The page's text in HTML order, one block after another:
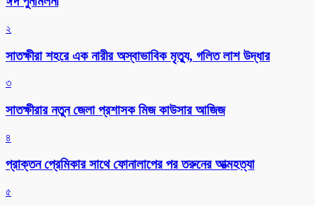
২
সাতক্ষীরা শহরে এক নারীর অস্বাভাবিক মৃত্যু, গলিত লাশ উদ্ধার
৩
সাতক্ষীরার নতুন জেলা প্রশাসক মিজ কাউসার আজিজ
৪
প্রাক্তন প্রেমিকার সাথে ফোনালাপের পর তরুনের আত্মহত্যা
৫